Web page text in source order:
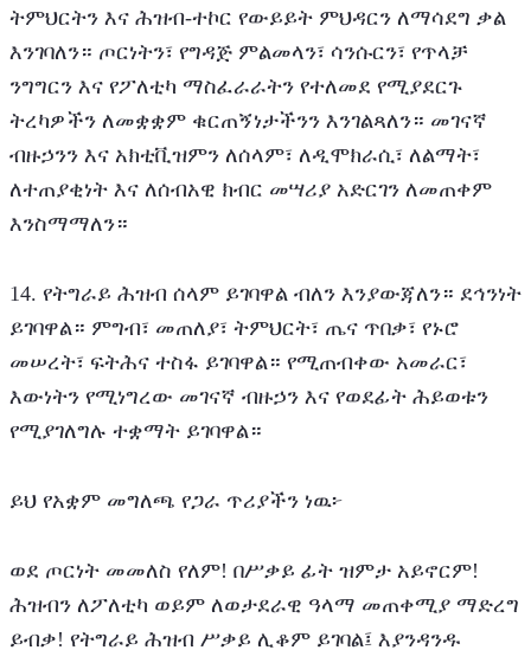
ትምህርትን እና ሕዝብ-ተኮር የውይይት ምህዳርን ለማሳደግ ቃል
እንገባለን። ጦርነትን፣ የግዳጅ ምልመላን፣ ሳንሱርን፣ የጥላቻ
ንግግርን እና የፖለቲካ ማስፈራራትን የተለመደ የሚያደርጉ
ትረካዎችን ለመቋቋም ቁርጠኝነታችንን እንገልጻለን። መገናኛ
ብዙኃንን እና አክቲቪዝምን ለሰላም፣ ለዲሞክራሲ፣ ለልማት፣
ለተጠያቂነት እና ለሰብአዊ ክብር መሣሪያ አድርገን ለመጠቀም
እንስማማለን።
14. የትግራይ ሕዝብ ሰላም ይገባዋል ብለን እንያውጃለን። ደኅንነት
ይገባዋል። ምግብ፣ መጠለያ፣ ትምህርት፣ ጤና ጥበቃ፣ የኑሮ
መሠረት፣ ፍትሕና ተስፋ ይገባዋል። የሚጠብቀው አመራር፣
እውነትን የሚነግረው መገናኛ ብዙኃን እና የወደፊት ሕይወቱን
የሚያገለግሉ ተቋማት ይገባዋል።
ይህ የአቋም መግለጫ የጋራ ጥሪያችን ነዉ፦
ወደ ጦርነት መመለስ የለም! በሥቃይ ፊት ዝምታ አይኖርም!
ሕዝብን ለፖለቲካ ወይም ለወታደራዊ ዓላማ መጠቀሚያ ማድረግ
ይብቃ! የትግራይ ሕዝብ ሥቃይ ሊቆም ይገባል፤ እያንዳንዱ